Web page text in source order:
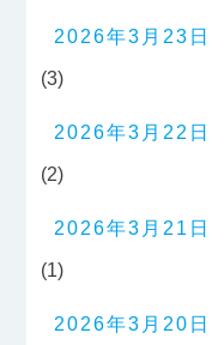
2026年3月23日
(3)
2026年3月22日
(2)
2026年3月21日
(1)
2026年3月20日